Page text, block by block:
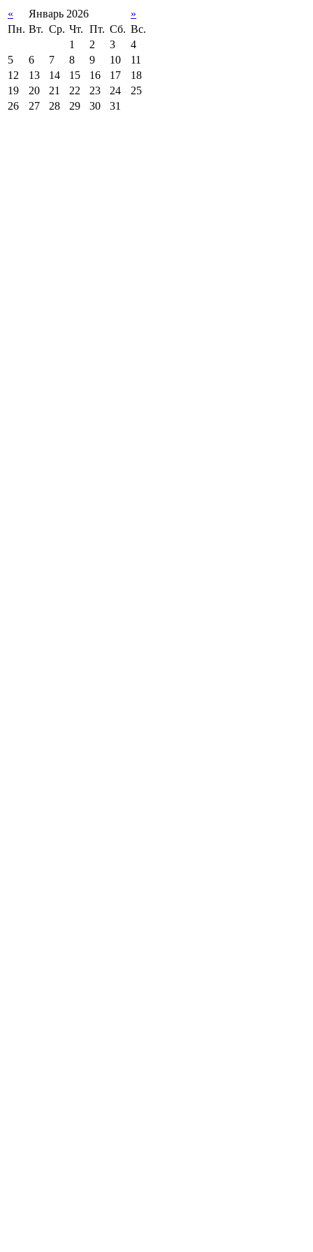
« Январь 2026
»
Пн. Вт. Ср. Чт. Пт. Сб. Вс.
1
2 3
4
5
6 7 8 9 10
11
12
13 14 15 16 17
18
19
20 21 22 23 24
25
26
27 28 29 30 31